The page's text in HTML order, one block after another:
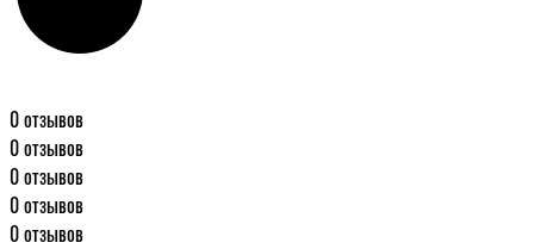
0 отзывов
0 отзывов
0 отзывов
0 отзывов
0 отзывов